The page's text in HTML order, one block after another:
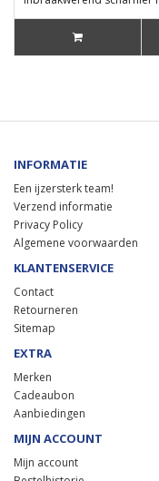
INFORMATIE
Een ijzersterk team!
Verzend informatie
Privacy Policy
Algemene voorwaarden
KLANTENSERVICE
Contact
Retourneren
Sitemap
EXTRA
Merken
Cadeaubon
Aanbiedingen
MIJN ACCOUNT
Mijn account